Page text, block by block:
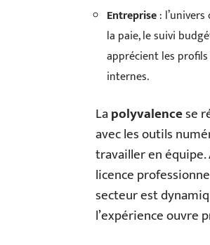
Entreprise:
la paie, le suivi
apprécient les
internes.
Lapolyvalencese
avec les outils
travailler en
licence
secteur est
l’expérience ouvre